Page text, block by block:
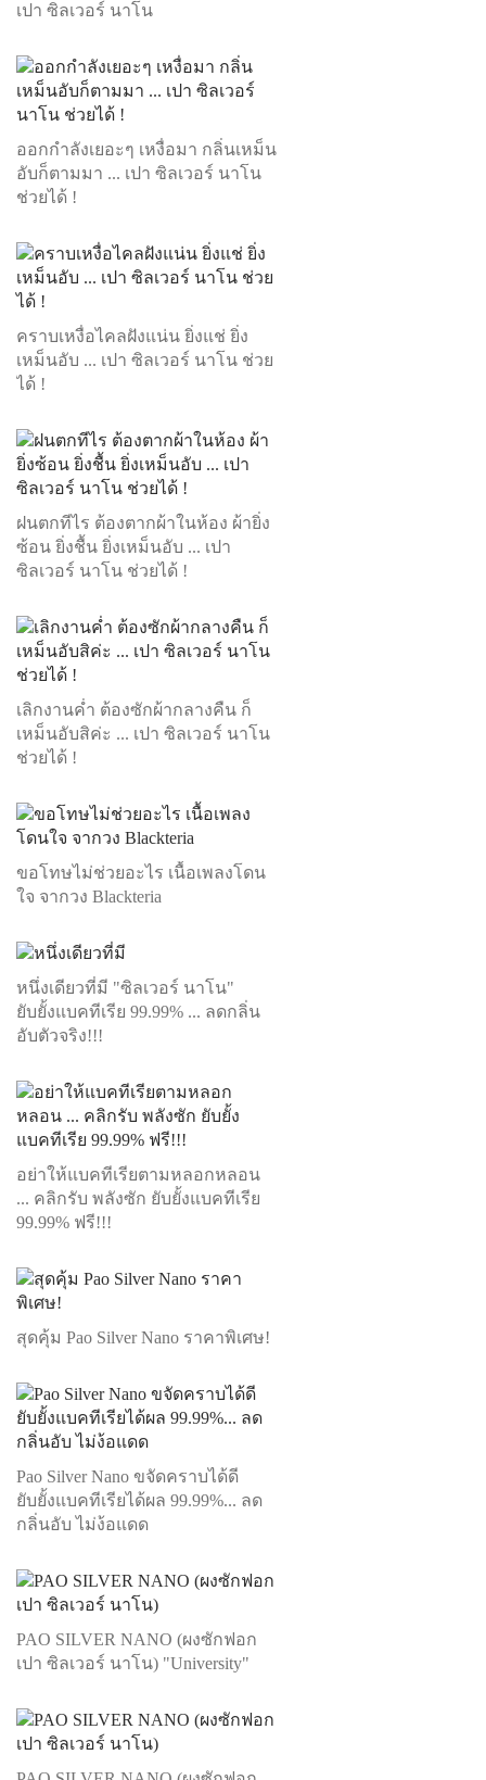
เปา ซิลเวอร์ นาโน
ออกกำลังเยอะๆ เหงื่อมา กลิ่นเหม็น
อับก็ตามมา ... เปา ซิลเวอร์ นาโน
ช่วยได้ !
คราบเหงื่อไคลฝังแน่น ยิ่งแช่ ยิ่ง
เหม็นอับ ... เปา ซิลเวอร์ นาโน ช่วย
ได้ !
ฝนตกทีไร ต้องตากผ้าในห้อง ผ้ายิ่ง
ซ้อน ยิ่งชื้น ยิ่งเหม็นอับ ... เปา
ซิลเวอร์ นาโน ช่วยได้ !
เลิกงานค่ำ ต้องซักผ้ากลางคืน ก็
เหม็นอับสิค่ะ ... เปา ซิลเวอร์ นาโน
ช่วยได้ !
ขอโทษไม่ช่วยอะไร เนื้อเพลงโดน
ใจ จากวง Blackteria
หนึ่งเดียวที่มี "ซิลเวอร์ นาโน"
ยับยั้งแบคทีเรีย 99.99% ... ลดกลิ่น
อับตัวจริง!!!
อย่าให้แบคทีเรียตามหลอกหลอน
... คลิกรับ พลังซัก ยับยั้งแบคทีเรีย
99.99% ฟรี!!!
สุดคุ้ม Pao Silver Nano ราคาพิเศษ!
Pao Silver Nano ขจัดคราบได้ดี
ยับยั้งแบคทีเรียได้ผล 99.99%... ลด
กลิ่นอับ ไม่ง้อแดด
PAO SILVER NANO (ผงซักฟอก
เปา ซิลเวอร์ นาโน) "University"